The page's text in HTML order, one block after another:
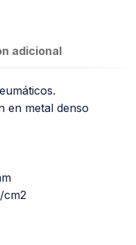
adicional
en metal denso
cm2